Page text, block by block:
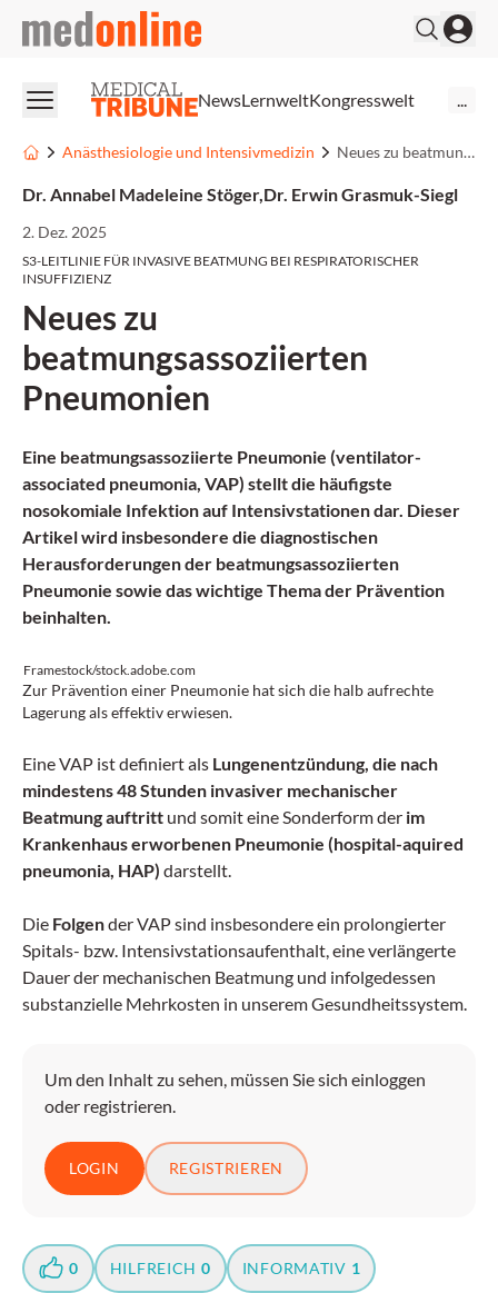
medonline
NewsLernweltKongresswelt
Anästhesiologie und Intensivmedizin Neues zu beatmungsassoziierten Pneumonien
Dr. Annabel Madeleine Stöger,Dr. Erwin Grasmuk-Siegl
2. Dez. 2025
S3-LEITLINIE FÜR INVASIVE BEATMUNG BEI RESPIRATORISCHER
INSUFFIZIENZ
Neues zu
beatmungsassoziierten
Pneumonien
Eine beatmungsassoziierte Pneumonie (ventilator-
associated pneumonia, VAP) stellt die häufigste
nosokomiale Infektion auf Intensivstationen dar. Dieser
Artikel wird insbesondere die diagnostischen
Herausforderungen der beatmungsassoziierten
Pneumonie sowie das wichtige Thema der Prävention
beinhalten.
Framestock/stock.adobe.com
Zur Prävention einer Pneumonie hat sich die halb aufrechte
Lagerung als effektiv erwiesen.
Eine VAP ist definiert als Lungenentzündung, die nach
mindestens 48 Stunden invasiver mechanischer
Beatmung auftritt und somit eine Sonderform der im
Krankenhaus erworbenen Pneumonie (hospital-aquired
pneumonia, HAP) darstellt.
Die Folgender VAP sind insbesondere ein prolongierter
Spitals- bzw. Intensivstationsaufenthalt, eine verlängerte
Dauer der mechanischen Beatmung und infolgedessen
substanzielle Mehrkosten in unserem Gesundheitssystem.
Um den Inhalt zu sehen, müssen Sie sich einloggen
oder registrieren.
LOGIN REGISTRIEREN
0 HILFREICH 0 INFORMATIV 1